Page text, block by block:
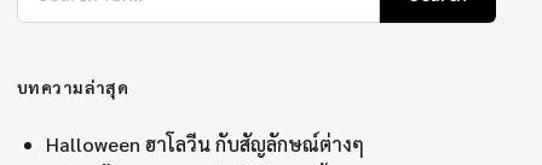
บทความล่าสุด
Halloween ฮาโลวีน กับสัญลักษณ์ต่างๆ